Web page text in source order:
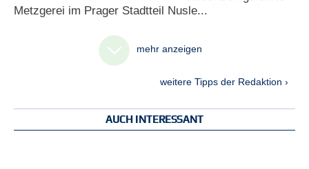
Metzgerei im Prager Stadtteil Nusle...
mehr anzeigen
weitere Tipps der Redaktion ›
AUCH INTERESSANT